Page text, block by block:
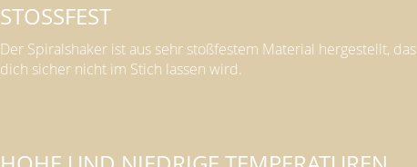
STOSSFEST
Der Spiralshaker ist aus sehr stoßfestem Material hergestellt, das
dich sicher nicht im Stich lassen wird.